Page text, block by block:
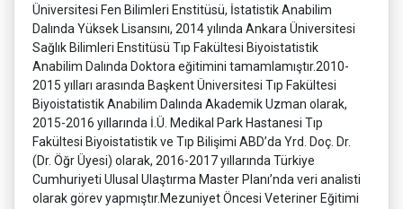
Üniversitesi Fen Bilimleri Enstitüsü, İstatistik Anabilim
Dalında Yüksek Lisansını, 2014 yılında Ankara Üniversitesi
Sağlık Bilimleri Enstitüsü Tıp Fakültesi Biyoistatistik
Anabilim Dalında Doktora eğitimini tamamlamıştır.2010-
2015 yılları arasında Başkent Üniversitesi Tıp Fakültesi
Biyoistatistik Anabilim Dalında Akademik Uzman olarak,
2015-2016 yıllarında İ.Ü. Medikal Park Hastanesi Tıp
Fakültesi Biyoistatistik ve Tıp Bilişimi ABD’da Yrd. Doç. Dr.
(Dr. Öğr Üyesi) olarak, 2016-2017 yıllarında Türkiye
Cumhuriyeti Ulusal Ulaştırma Master Planı’nda veri analisti
olarak görev yapmıştır.Mezuniyet Öncesi Veteriner Eğitimi